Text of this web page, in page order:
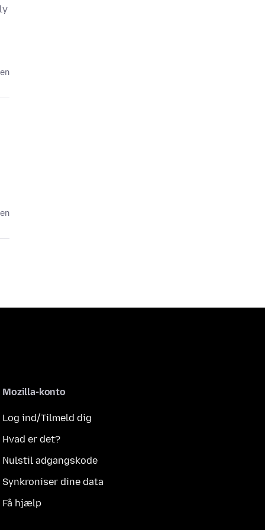
Mozilla-konto
Log ind/Tilmeld dig
Hvad er det?
Nulstil adgangskode
Synkroniser dine data
Få hjælp